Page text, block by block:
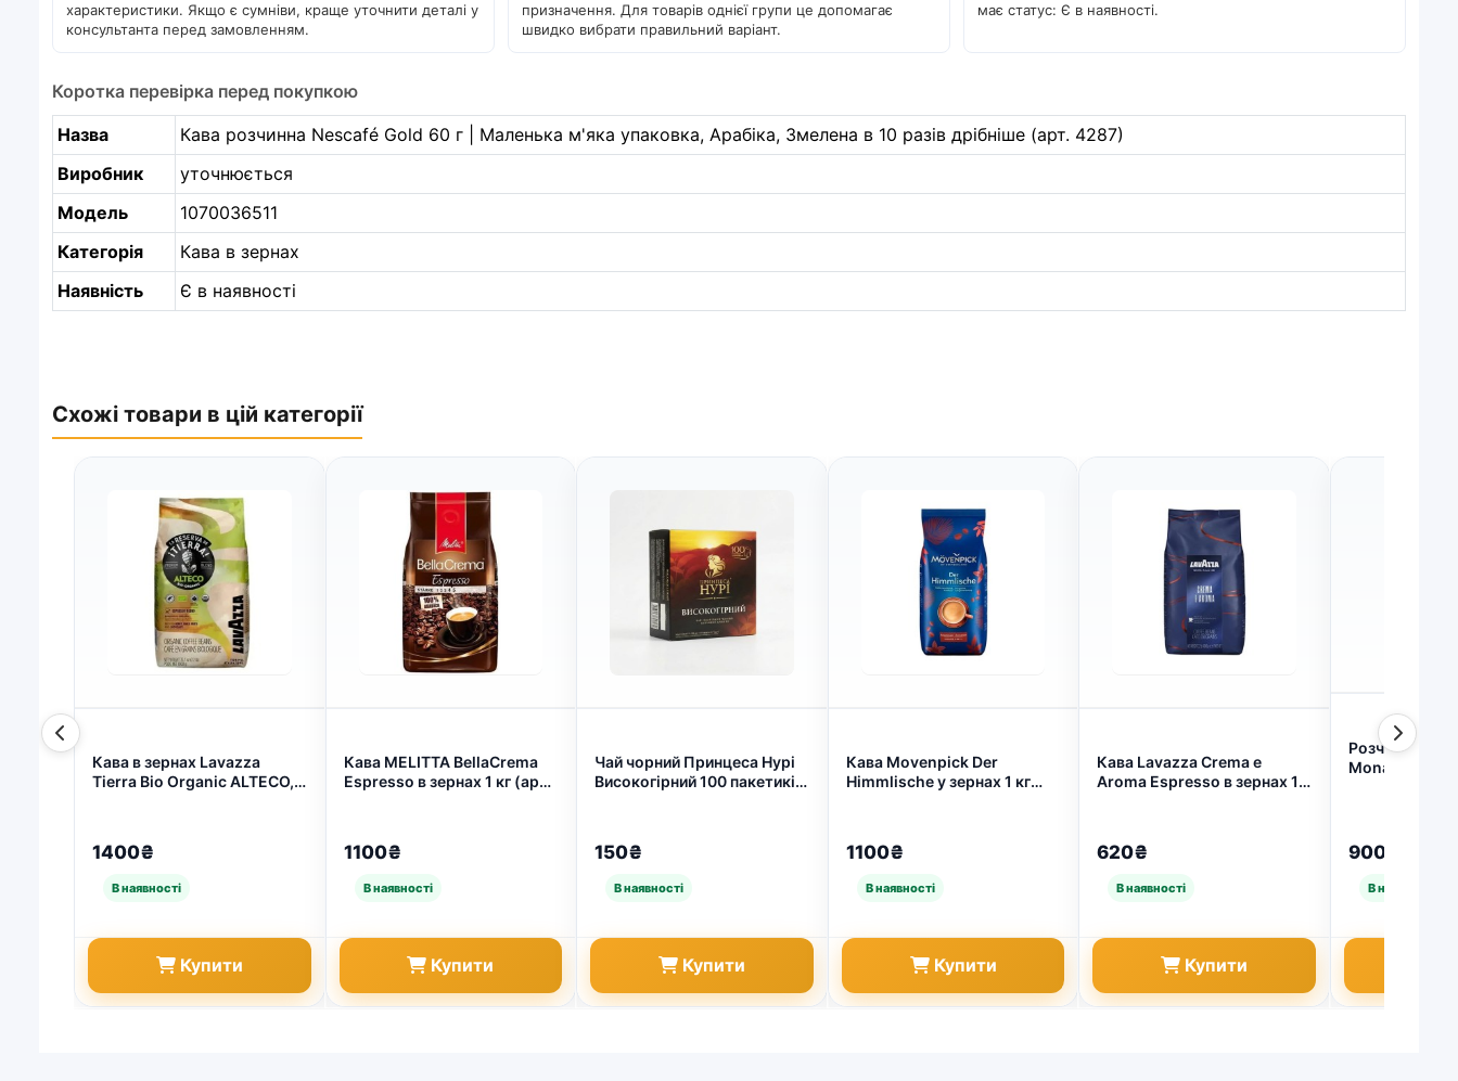
характеристики. Якщо є сумніви, краще уточнити деталі у
консультанта перед замовленням.
призначення. Для товарів однієї групи це допомагає
швидко вибрати правильний варіант.
має статус: Є в наявності.
Коротка перевірка перед покупкою
Назва
Кава розчинна Nescafé Gold 60 г | Маленька м'яка упаковка, Арабіка, Змелена в 10 разів дрібніше (арт. 4287)
Виробник
уточнюється
Модель
1070036511
Категорія
Кава в зернах
Наявність
Є в наявності
Схожі товари в цій категорії
Кава в зернах Lavazza
Tierra Bio Organic ALTECO,
1400₴
Купити
Кава MELITTA BellaCrema
Espresso в зернах 1 кг (арт.
1100₴
Купити
Чай чорний Принцеса Нурі
Високогірний 100 пакетиків
150₴
Купити
Кава Movenpick Der
Himmlische у зернах 1 кг
1100₴
Купити
Кава Lavazza Crema e
Aroma Espresso в зернах 1
620₴
Купити
Розчинна
Monarch
900₴